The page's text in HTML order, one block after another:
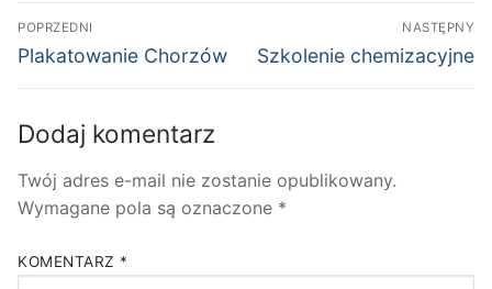
Nawigacja
wpisu
POPRZEDNI
Poprzedni
Plakatowanie Chorzów
NASTĘPNY
Następny
Szkolenie chemizacyjne
Dodaj komentarz
Twój adres e-mail nie zostanie opublikowany.
Wymagane pola są oznaczone *
KOMENTARZ *